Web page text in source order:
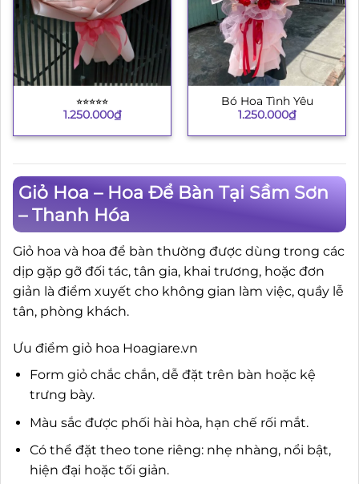
⭐︎⭐︎⭐︎⭐︎⭐︎
1.250.000₫
Bó Hoa Tình Yêu
1.250.000₫
Giỏ Hoa – Hoa Để Bàn Tại Sầm Sơn
– Thanh Hóa
Giỏ hoa và hoa để bàn thường được dùng trong các
dịp gặp gỡ đối tác, tân gia, khai trương, hoặc đơn
giản là điểm xuyết cho không gian làm việc, quầy lễ
tân, phòng khách.
Ưu điểm giỏ hoa Hoagiare.vn
Form giỏ chắc chắn, dễ đặt trên bàn hoặc kệ
trưng bày.
Màu sắc được phối hài hòa, hạn chế rối mắt.
Có thể đặt theo tone riêng: nhẹ nhàng, nổi bật,
hiện đại hoặc tối giản.